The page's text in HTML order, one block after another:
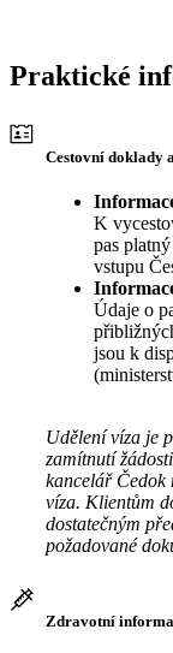
Praktické
Cestovní doklady
K
pas
vstupu
Údaje o
jsou k
Udělení víza je
zamítnutí
kancelář Čedok
víza. Klientům
dostatečným
požadované
Zdravotní